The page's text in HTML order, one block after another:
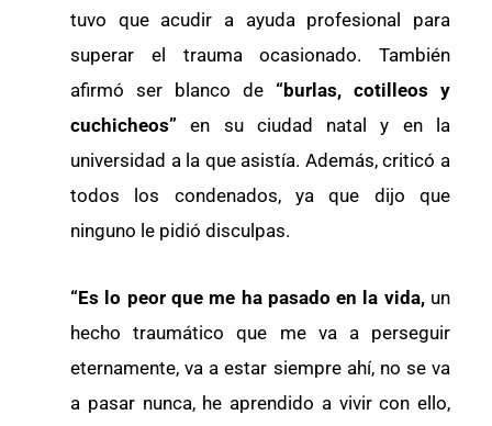
tuvo que acudir a ayuda profesional para
superar el trauma ocasionado. También
afirmó ser blanco de “burlas, cotilleos y
cuchicheos”en su ciudad natal y en la
universidad a la que asistía. Además, criticó a
todos los condenados, ya que dijo que
ninguno le pidió disculpas.
“Es lo peor que me ha pasado en la vida,un
hecho traumático que me va a perseguir
eternamente, va a estar siempre ahí, no se va
a pasar nunca, he aprendido a vivir con ello,